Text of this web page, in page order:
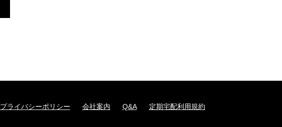
プライバシーポリシー 会社案内 Q&A 定期宅配利用規約